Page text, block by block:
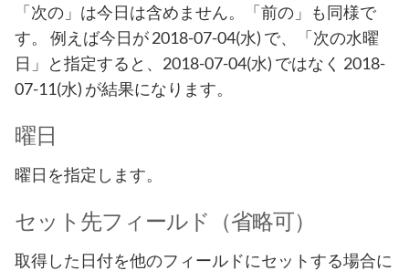
「次の」は今日は含めません。「前の」も同様で
す。 例えば今日が 2018-07-04(水) で、「次の水曜
日」と指定すると、2018-07-04(水) ではなく 2018-
07-11(水) が結果になります。
曜日
曜日を指定します。
セット先フィールド（省略可）
取得した日付を他のフィールドにセットする場合に